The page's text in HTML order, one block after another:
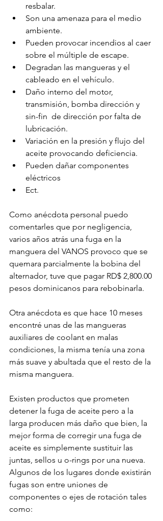
resbalar.
Son una amenaza para el medio
ambiente.
Pueden provocar incendios al caer
sobre el múltiple de escape.
Degradan las mangueras y el
cableado en el vehículo.
Daño interno del motor,
transmisión, bomba dirección y
sin-fin  de dirección por falta de
lubricación.
Variación en la presión y flujo del
aceite provocando deficiencia.
Pueden dañar componentes
eléctricos
Ect.
Como anécdota personal puedo
comentarles que por negligencia,
varios años atrás una fuga en la
manguera del VANOS provoco que se
quemara parcialmente la bobina del
alternador, tuve que pagar RD$ 2,800.00
pesos dominicanos para rebobinarla.
Otra anécdota es que hace 10 meses
encontré unas de las mangueras
auxiliares de coolant en malas
condiciones, la misma tenía una zona
más suave y abultada que el resto de la
misma manguera.
Existen productos que prometen
detener la fuga de aceite pero a la
larga producen más daño que bien, la
mejor forma de corregir una fuga de
aceite es simplemente sustituir las
juntas, sellos u o-rings por una nueva.
Algunos de los lugares donde existirán
fugas son entre uniones de
componentes o ejes de rotación tales